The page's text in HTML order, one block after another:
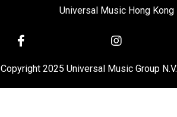
Universal Music Hong Kong
Copyright 2025 Universal Music Group N.V.